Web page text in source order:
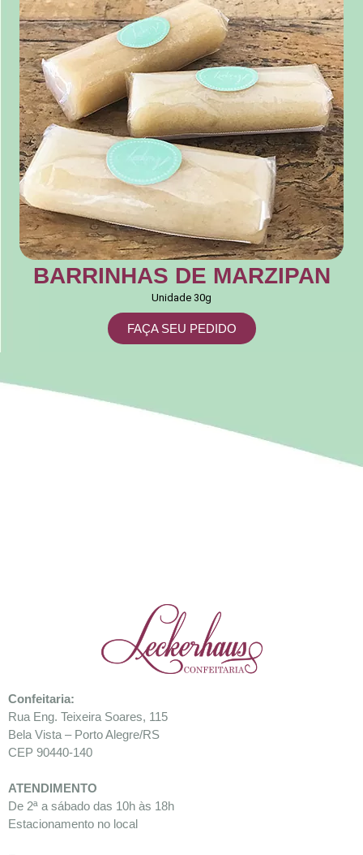
BARRINHAS DE MARZIPAN
Unidade 30g
FAÇA SEU PEDIDO
Confeitaria:
Rua Eng. Teixeira Soares, 115
Bela Vista – Porto Alegre/RS
CEP 90440-140
ATENDIMENTO
De 2ª a sábado das 10h às 18h
Estacionamento no local